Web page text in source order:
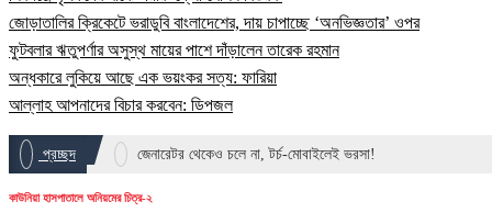
জোড়াতালির ক্রিকেটে ভরাডুবি বাংলাদেশের, দায় চাপাচ্ছে ‘অনভিজ্ঞতার’ ওপর
ফুটবলার ঋতুপর্ণার অসুস্থ মায়ের পাশে দাঁড়ালেন তারেক রহমান
অন্ধকারে লুকিয়ে আছে এক ভয়ংকর সত্য: ফারিয়া
আল্লাহ আপনাদের বিচার করবেন: ডিপজল
প্রচ্ছদ জেনারেটর থেকেও চলে না, টর্চ-মোবাইলেই ভরসা!
কাউনিয়া হাসপাতালে অনিয়মের চিত্র-২